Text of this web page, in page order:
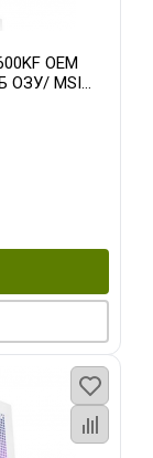
OEM
ОЗУ/ MSI
3xDP